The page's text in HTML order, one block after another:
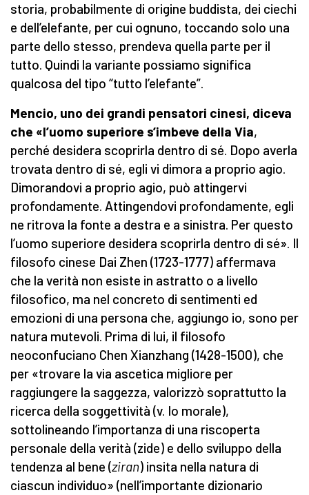
storia, probabilmente di origine buddista, dei ciechi
e dell’elefante, per cui ognuno, toccando solo una
parte dello stesso, prendeva quella parte per il
tutto. Quindi la variante possiamo significa
qualcosa del tipo “tutto l’elefante”.
Mencio, uno dei grandi pensatori cinesi, diceva
che «l’uomo superiore s’imbeve della Via,
perché desidera scoprirla dentro di sé. Dopo averla
trovata dentro di sé, egli vi dimora a proprio agio.
Dimorandovi a proprio agio, può attingervi
profondamente. Attingendovi profondamente, egli
ne ritrova la fonte a destra e a sinistra. Per questo
l’uomo superiore desidera scoprirla dentro di sé». Il
filosofo cinese Dai Zhen (1723-1777) affermava
che la verità non esiste in astratto o a livello
filosofico, ma nel concreto di sentimenti ed
emozioni di una persona che, aggiungo io, sono per
natura mutevoli. Prima di lui, il filosofo
neoconfuciano Chen Xianzhang (1428-1500), che
per «trovare la via ascetica migliore per
raggiungere la saggezza, valorizzò soprattutto la
ricerca della soggettività (v. Io morale),
sottolineando l’importanza di una riscoperta
personale della verità (zide) e dello sviluppo della
tendenza al bene (ziran) insita nella natura di
ciascun individuo» (nell’importante dizionario